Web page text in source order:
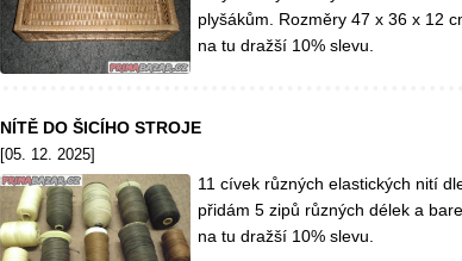
plyšákům. Rozměry 47 x 36 x 12
na tu dražší 10% slevu.
NÍTĚ DO ŠICÍHO STROJE
[05. 12. 2025]
11 cívek různých elastických nití
přidám 5 zipů různých délek a
na tu dražší 10% slevu.